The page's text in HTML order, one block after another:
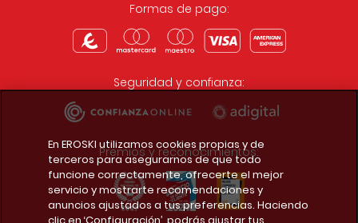
Formas de pago:
Seguridad y confianza:
Premios y reconocimientos:
En EROSKI utilizamos cookies propias y de
terceros para asegurarnos de que todo
funcione correctamente, ofrecerte el mejor
servicio y mostrarte recomendaciones y
anuncios ajustados a tus preferencias. Haciendo
clic en ‘Configuración’, podrás ajustar tus